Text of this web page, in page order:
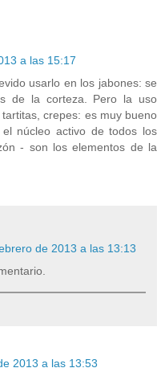
a las 15:17
usarlo en los jabones: se
de la corteza. Pero la uso
crepes: es muy bueno
núcleo activo de todos los
- son los elementos de la
de 2013 a las 13:13
2013 a las 13:53